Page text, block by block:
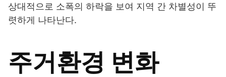
상대적으로 소폭의 하락을 보여 지역 간 차별성이 뚜
렷하게 나타난다.
주거환경 변화